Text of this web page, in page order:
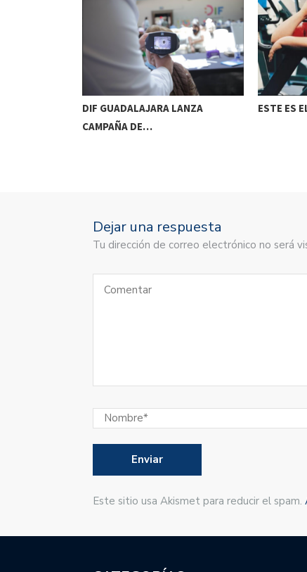
DIF GUADALAJARA LANZA
CAMPAÑA DE…
ESTE ES
Dejar una respuesta
Tu dirección de correo electrónico no será
Este sitio usa Akismet para reducir el spam.